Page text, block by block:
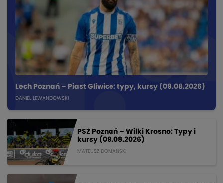
Lech Poznań – Piast Gliwice: typy, kursy (09.08.2026)
DANIEL LEWANDOWSKI
PSŻ Poznań – Wilki Krosno: Typy i
kursy (09.08.2026)
MATEUSZ DOMANSKI